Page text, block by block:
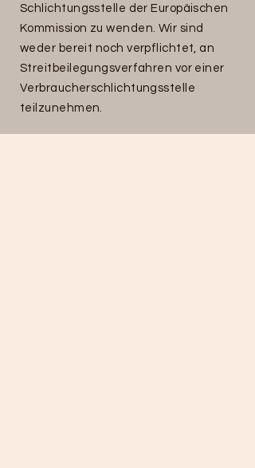
Schlichtungsstelle der Europäischen
Kommission zu wenden. Wir sind
weder bereit noch verpflichtet, an
Streitbeilegungsverfahren vor einer
Verbraucherschlichtungsstelle
teilzunehmen.